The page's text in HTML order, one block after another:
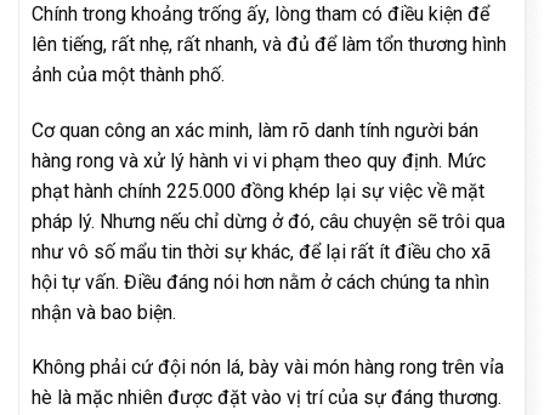
Chính trong khoảng trống ấy, lòng tham có điều kiện để
lên tiếng, rất nhẹ, rất nhanh, và đủ để làm tổn thương hình
ảnh của một thành phố.
Cơ quan công an xác minh, làm rõ danh tính người bán
hàng rong và xử lý hành vi vi phạm theo quy định. Mức
phạt hành chính 225.000 đồng khép lại sự việc về mặt
pháp lý. Nhưng nếu chỉ dừng ở đó, câu chuyện sẽ trôi qua
như vô số mẩu tin thời sự khác, để lại rất ít điều cho xã
hội tự vấn. Điều đáng nói hơn nằm ở cách chúng ta nhìn
nhận và bao biện.
Không phải cứ đội nón lá, bày vài món hàng rong trên vỉa
hè là mặc nhiên được đặt vào vị trí của sự đáng thương.